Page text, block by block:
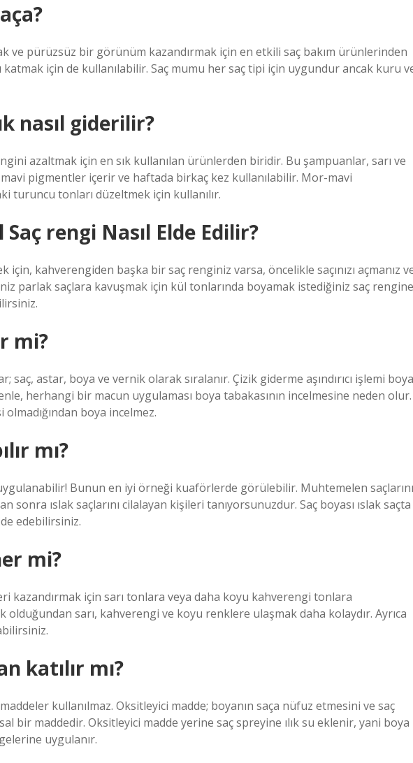
ve pürüzsüz bir görünüm kazandırmak için en etkili saç bakım ürünlerinden
katmak için de kullanılabilir. Saç mumu her saç tipi için uygundur ancak kuru
nasıl giderilir?
azaltmak için en sık kullanılan ürünlerden biridir. Bu şampuanlar, sarı ve
pigmentler içerir ve haftada birkaç kez kullanılabilir. Mor-mavi
turuncu tonları düzeltmek için kullanılır.
rengi Nasıl Elde Edilir?
için, kahverengiden başka bir saç renginiz varsa, öncelikle saçınızı açmanız
parlak saçlara kavuşmak için kül tonlarında boyamak istediğiniz saç rengine
mi?
saç, astar, boya ve vernik olarak sıralanır. Çizik giderme aşındırıcı işlemi boya
herhangi bir macun uygulaması boya tabakasının incelmesine neden olur.
olmadığından boya incelmez.
mı?
Bunun en iyi örneği kuaförlerde görülebilir. Muhtemelen saçlarını
sonra ıslak saçlarını cilalayan kişileri tanıyorsunuzdur. Saç boyası ıslak saçta
edebilirsiniz.
mi?
kazandırmak için sarı tonlara veya daha koyu kahverengi tonlara
olduğundan sarı, kahverengi ve koyu renklere ulaşmak daha kolaydır. Ayrıca
katılır mı?
kullanılmaz. Oksitleyici madde; boyanın saça nüfuz etmesini ve saç
bir maddedir. Oksitleyici madde yerine saç spreyine ılık su eklenir, yani boya
uygulanır.